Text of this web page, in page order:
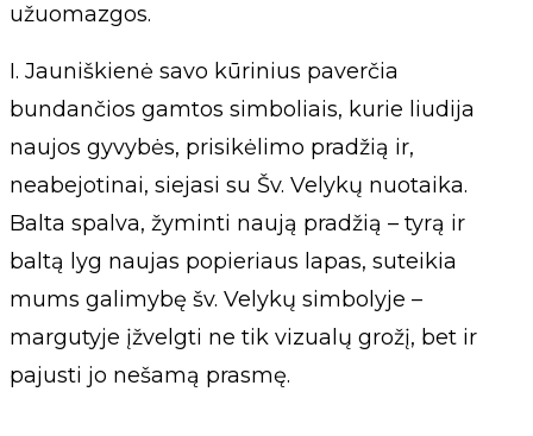
užuomazgos.
I. Jauniškienė savo kūrinius paverčia
bundančios gamtos simboliais, kurie liudija
naujos gyvybės, prisikėlimo pradžią ir,
neabejotinai, siejasi su Šv. Velykų nuotaika.
Balta spalva, žyminti naują pradžią – tyrą ir
baltą lyg naujas popieriaus lapas, suteikia
mums galimybę šv. Velykų simbolyje –
margutyje įžvelgti ne tik vizualų grožį, bet ir
pajusti jo nešamą prasmę.